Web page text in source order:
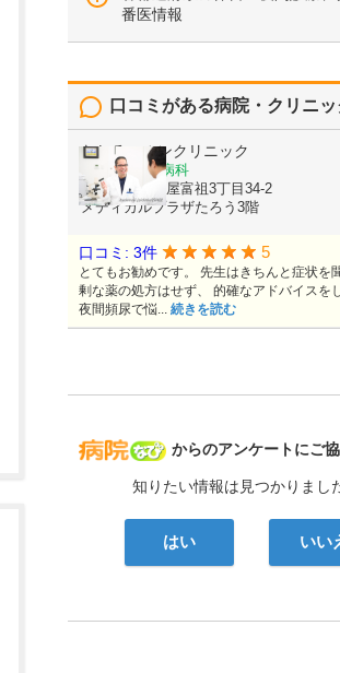
番医情報
病院なび
からのアンケートにご協
知りたい情報は見つかりまし
はい いい
口コミがある病院・クリニッ
なしろハルンクリニック
泌尿器科, 性病科
沖縄県浦添市屋富祖3丁目34-2
メディカルプラザたろう3階
口コミ: 3件 5
とてもお勧めです。 先生はきちんと症状を
剰な薬の処方はせず、 的確なアドバイスを
夜間頻尿で悩... 続きを読む